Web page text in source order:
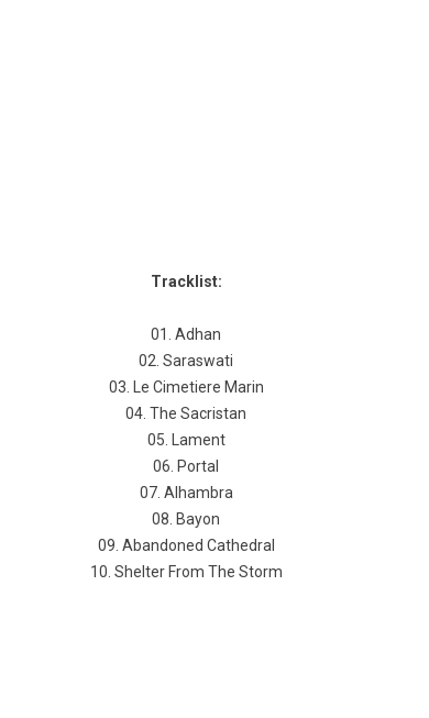
Tracklist:
01. Adhan
02. Saraswati
03. Le Cimetiere Marin
04. The Sacristan
05. Lament
06. Portal
07. Alhambra
08. Bayon
09. Abandoned Cathedral
10. Shelter From The Storm